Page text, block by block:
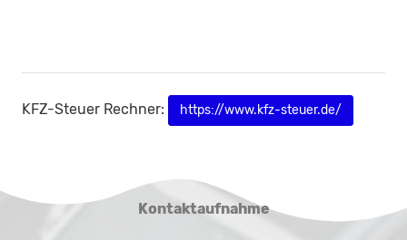
KFZ-Steuer Rechner: https://www.kfz-steuer.de/
Kontaktaufnahme